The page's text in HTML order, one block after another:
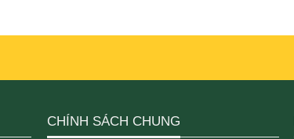
CHÍNH SÁCH CHUNG